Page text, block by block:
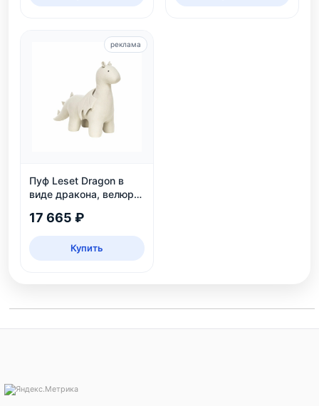
Пуф Leset Dragon в
виде дракона, велюр
детской
17 665 ₽
Купить
реклама